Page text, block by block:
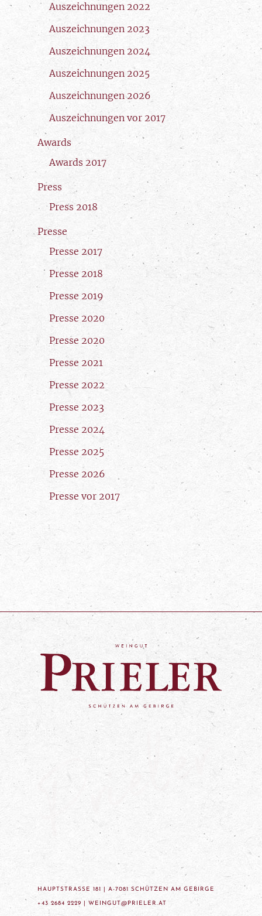
Auszeichnungen 2022
Auszeichnungen 2023
Auszeichnungen 2024
Auszeichnungen 2025
Auszeichnungen 2026
Auszeichnungen vor 2017
Awards
Awards 2017
Press
Press 2018
Presse
Presse 2017
Presse 2018
Presse 2019
Presse 2020
Presse 2020
Presse 2021
Presse 2022
Presse 2023
Presse 2024
Presse 2025
Presse 2026
Presse vor 2017
HAUPTSTRASSE 181 | A-7081 SCHÜTZEN AM GEBIRGE
+43 2684 2229 | WEINGUT@PRIELER.AT